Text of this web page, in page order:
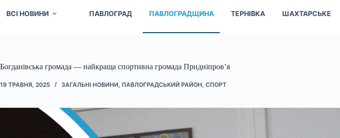
ВСІ НОВИНИ ПАВЛОГРАД ПАВЛОГРАДЩИНА ТЕРНІВКА ШАХТАРСЬКЕ
Богданівська громада — найкраща спортивна громада Придніпров’я
19 ТРАВНЯ, 2025 ЗАГАЛЬНІ НОВИНИ, ПАВЛОГРАДСЬКИЙ РАЙОН, СПОРТ